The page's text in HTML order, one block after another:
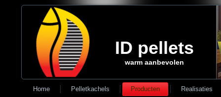
ID pellets
warm aanbevolen
Home Pelletkachels Producten Realisaties